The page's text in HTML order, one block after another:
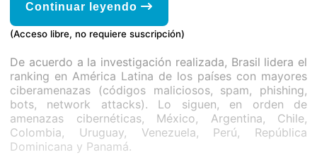
Continuar leyendo
(Acceso libre, no requiere suscripción)
De acuerdo a la investigación realizada, Brasil lidera el
ranking en América Latina de los países con mayores
ciberamenazas (códigos maliciosos, spam, phishing,
bots, network attacks). Lo siguen, en orden de
amenazas cibernéticas, México, Argentina, Chile,
Colombia, Uruguay, Venezuela, Perú, República
Dominicana y Panamá.